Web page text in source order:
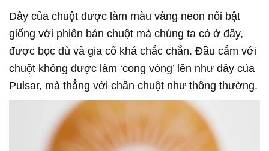
Dây của chuột được làm màu vàng neon nổi bật
giống với phiên bản chuột mà chúng ta có ở đây,
được bọc dù và gia cố khá chắc chắn. Đầu cắm với
chuột không được làm ‘cong vòng’ lên như dây của
Pulsar, mà thẳng với chân chuột như thông thường.